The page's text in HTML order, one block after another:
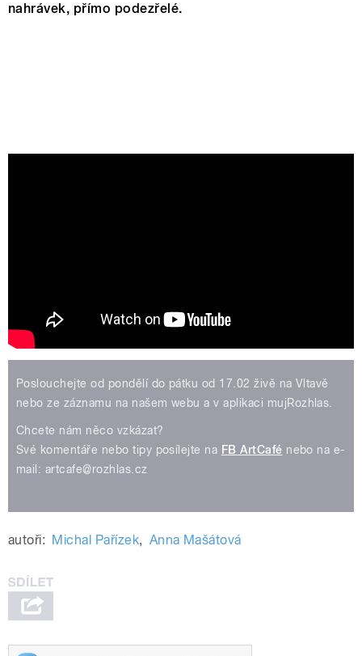
nahrávek, přímo podezřelé.
Poslouchejte od pondělí do pátku od 17.02 živě na Vltavě
nebo ze záznamu na našem webu a v aplikaci mujRozhlas.
Chcete nám něco vzkázat?
Své komentáře nebo tipy posílejte na FB ArtCafé nebo na e-
mail: artcafe@rozhlas.cz
autoři: Michal Pařízek, Anna Mašátová